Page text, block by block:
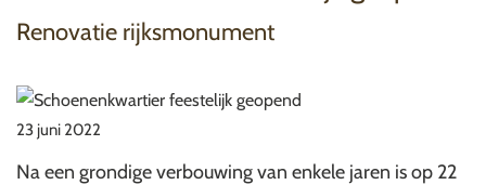
Renovatie rijksmonument
23 juni 2022
Na een grondige verbouwing van enkele jaren is op 22